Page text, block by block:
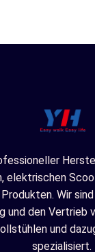
elektrischen
Wir
und den Vertrieb
und
spezialisiert.